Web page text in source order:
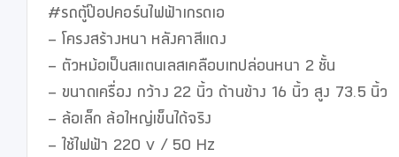
#รถตู้ป๊อปคอร์นไฟฟ้าเกรดเอ
- โครงสร้างหนา หลังคาสีแดง
- ตัวหม้อเป็นสแตนเลสเคลือบเทปล่อนหนา 2 ชั้น
- ขนาดเครื่อง กว้าง 22 นิ้ว ด้านข้าง 16 นิ้ว สูง 73.5 นิ้ว
- ล้อเล็ก ล้อใหญ่เข็นได้จริง
- ใช้ไฟฟ้า 220 v / 50 Hz